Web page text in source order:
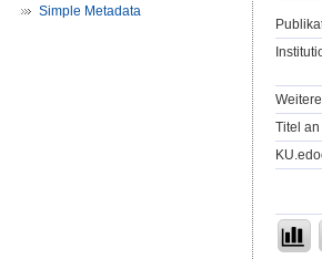
Simple Metadata
Titel